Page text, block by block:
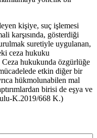
kişiye, suç işlemesi
karşısında, gösterdiği
suretiyle uygulanan,
ceza hukuku
Ceza hukukunda özgürlüğe
etkin diğer bir
hükmolunabilen mal
birisi de eşya ve
K.2019/668 K.)